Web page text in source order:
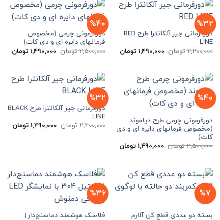
%32
دورفرمانی جیر آلکانترا طرح RED
LINE
2,200,000تومان قیمت
اصلی
1,490,000 تومانقیمت
فعلی
%40
دورفرمونی چرمی (مخصوص
فرمانهای دایره ای و دی کات)
2,500,000تومان قیمت
اصلی
1,490,000 تومان
%40
دورفرمونی چرمی طرح دیاموند
(مخصوص فرمانهای دایره ای و دی
کات)
2,500,000تومان قیمت
اصلی
1,490,000 تومانقیمت
فعلی
%32
دورفرمانی جیر آلکانترا طرح BLACK
LINE
2,200,000تومان قیمت
اصلی
1,490,000 تومان
%7
بسته دو عددی قطع کن آلارم
%36
فلاسک هوشمند دماسنج‌دار |